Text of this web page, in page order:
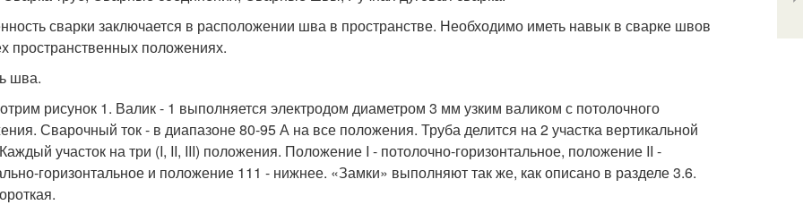
сварки заключается в расположении шва в пространстве. Необходимо иметь навык в сварке швов
пространственных положениях.
шва.
рисунок 1. Валик - 1 выполняется электродом диаметром 3 мм узким валиком с потолочного
Сварочный ток - в диапазоне 80-95 А на все положения. Труба делится на 2 участка вертикальной
участок на три (I, II, III) положения. Положение I - потолочно-горизонтальное, положение II -
горизонтальное и положение 111 - нижнее. «Замки» выполняют так же, как описано в разделе 3.6.